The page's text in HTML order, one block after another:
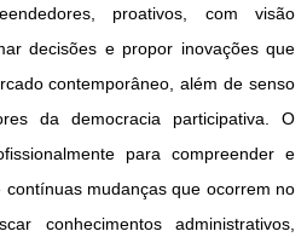
proativos, com visão
decisões e propor inovações que
contemporâneo, além de senso
da democracia participativa. O
para compreender e
mudanças que ocorrem no
conhecimentos administrativos,